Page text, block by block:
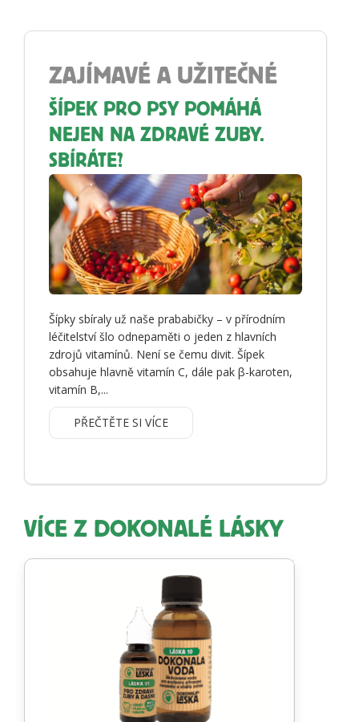
ZAJÍMAVÉ A UŽITEČNÉ
ŠÍPEK PRO PSY POMÁHÁ
NEJEN NA ZDRAVÉ ZUBY.
SBÍRÁTE?
Šípky sbíraly už naše prababičky – v přírodním
léčitelství šlo odnepaměti o jeden z hlavních
zdrojů vitamínů. Není se čemu divit. Šípek
obsahuje hlavně vitamín C, dále pak β-karoten,
vitamín B,...
PŘEČTĚTE SI VÍCE
VÍCE Z DOKONALÉ LÁSKY